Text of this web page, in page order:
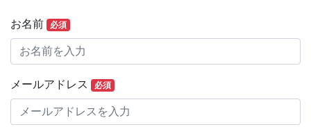
お名前 必須
メールアドレス 必須